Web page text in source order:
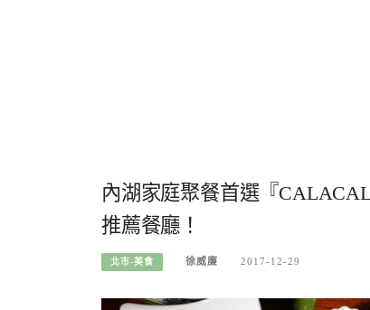
內湖家庭聚餐首選『
推薦餐廳！
北市-美食 徐威廉 2017-12-29